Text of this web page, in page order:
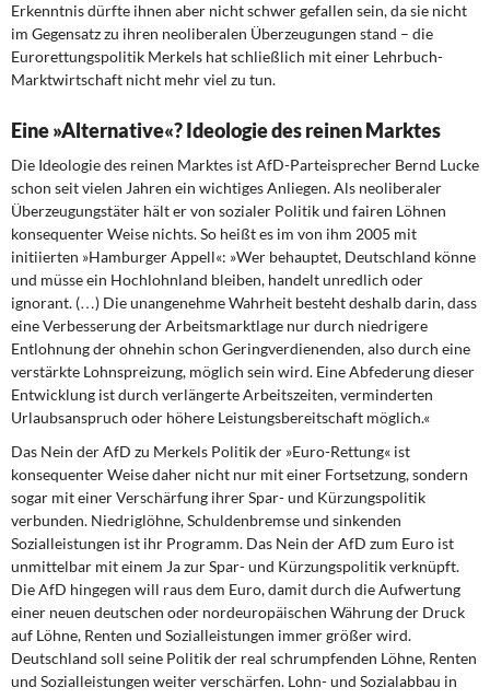
Erkenntnis dürfte ihnen aber nicht schwer gefallen sein, da sie nicht
im Gegensatz zu ihren neoliberalen Überzeugungen stand – die
Eurorettungspolitik Merkels hat schließlich mit einer Lehrbuch-
Marktwirtschaft nicht mehr viel zu tun.
Eine »Alternative«? Ideologie des reinen Marktes
Die Ideologie des reinen Marktes ist AfD-Parteisprecher Bernd Lucke
schon seit vielen Jahren ein wichtiges Anliegen. Als neoliberaler
Überzeugungstäter hält er von sozialer Politik und fairen Löhnen
konsequenter Weise nichts. So heißt es im von ihm 2005 mit
initiierten »Hamburger Appell«: »Wer behauptet, Deutschland könne
und müsse ein Hochlohnland bleiben, handelt unredlich oder
ignorant. (…) Die unangenehme Wahrheit besteht deshalb darin, dass
eine Verbesserung der Arbeitsmarktlage nur durch niedrigere
Entlohnung der ohnehin schon Geringverdienenden, also durch eine
verstärkte Lohnspreizung, möglich sein wird. Eine Abfederung dieser
Entwicklung ist durch verlängerte Arbeitszeiten, verminderten
Urlaubsanspruch oder höhere Leistungsbereitschaft möglich.«
Das Nein der AfD zu Merkels Politik der »Euro-Rettung« ist
konsequenter Weise daher nicht nur mit einer Fortsetzung, sondern
sogar mit einer Verschärfung ihrer Spar- und Kürzungspolitik
verbunden. Niedriglöhne, Schuldenbremse und sinkenden
Sozialleistungen ist ihr Programm. Das Nein der AfD zum Euro ist
unmittelbar mit einem Ja zur Spar- und Kürzungspolitik verknüpft.
Die AfD hingegen will raus dem Euro, damit durch die Aufwertung
einer neuen deutschen oder nordeuropäischen Währung der Druck
auf Löhne, Renten und Sozialleistungen immer größer wird.
Deutschland soll seine Politik der real schrumpfenden Löhne, Renten
und Sozialleistungen weiter verschärfen. Lohn- und Sozialabbau in